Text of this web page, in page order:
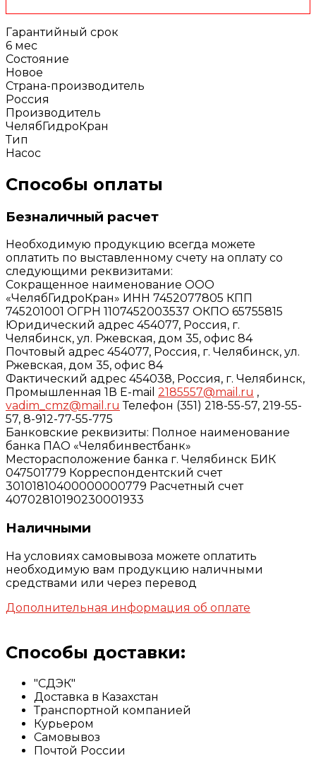
Гарантийный срок
6 мес
Состояние
Новое
Страна-производитель
Россия
Производитель
ЧелябГидроКран
Тип
Насос
Способы оплаты
Безналичный расчет
Необходимую продукцию всегда можете
оплатить по выставленному счету на оплату со
следующими реквизитами:
Сокращенное наименование ООО
«ЧелябГидроКран» ИНН 7452077805 КПП
745201001 ОГРН 1107452003537 ОКПО 65755815
Юридический адрес 454077, Россия, г.
Челябинск, ул. Ржевская, дом 35, офис 84
Почтовый адрес 454077, Россия, г. Челябинск, ул.
Ржевская, дом 35, офис 84
Фактический адрес 454038, Россия, г. Челябинск,
Промышленная 1В E-mail 2185557@mail.ru ,
vadim_cmz@mail.ru Телефон (351) 218-55-57, 219-55-
57, 8-912-77-55-775
Банковские реквизиты: Полное наименование
банка ПАО «Челябинвестбанк»
Месторасположение банка г. Челябинск БИК
047501779 Корреспондентский счет
30101810400000000779 Расчетный счет
40702810190230001933
Наличными
На условиях самовывоза можете оплатить
необходимую вам продукцию наличными
средствами или через перевод
Дополнительная информация об оплате
Способы доставки:
"СДЭК"
Доставка в Казахстан
Транспортной компанией
Курьером
Самовывоз
Почтой России